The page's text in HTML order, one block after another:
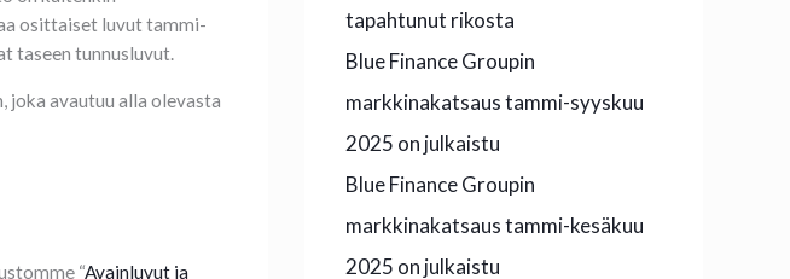
osittaiset luvut tammi-
taseen tunnusluvut.
joka avautuu alla olevasta
“Avainluvut ja
tapahtunut rikosta
Blue Finance Groupin
markkinakatsaus tammi-syyskuu
2025 on julkaistu
Blue Finance Groupin
markkinakatsaus tammi-kesäkuu
2025 on julkaistu